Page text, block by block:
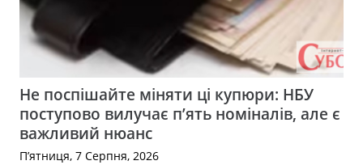
Не поспішайте міняти ці купюри: НБУ
поступово вилучає п’ять номіналів, але є
важливий нюанс
П’ятниця, 7 Серпня, 2026